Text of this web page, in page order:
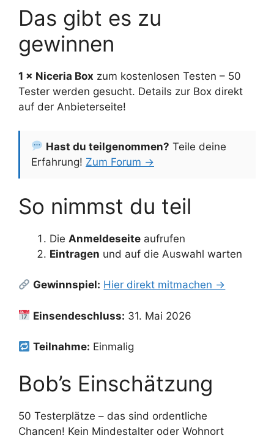
Das gibt es zu
gewinnen
1 × Niceria Box zum kostenlosen Testen – 50
Tester werden gesucht. Details zur Box direkt
auf der Anbieterseite!
Hast du teilgenommen? Teile deine
Erfahrung! Zum Forum →
So nimmst du teil
Die Anmeldeseite aufrufen
Eintragen und auf die Auswahl warten
Gewinnspiel: Hier direkt mitmachen →
Einsendeschluss: 31. Mai 2026
Teilnahme: Einmalig
Bob’s Einschätzung
50 Testerplätze – das sind ordentliche
Chancen! Kein Mindestalter oder Wohnort